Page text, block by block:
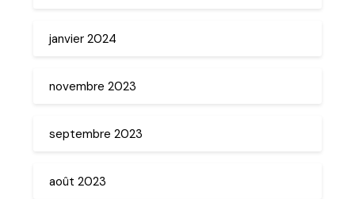
janvier 2024
novembre 2023
septembre 2023
août 2023